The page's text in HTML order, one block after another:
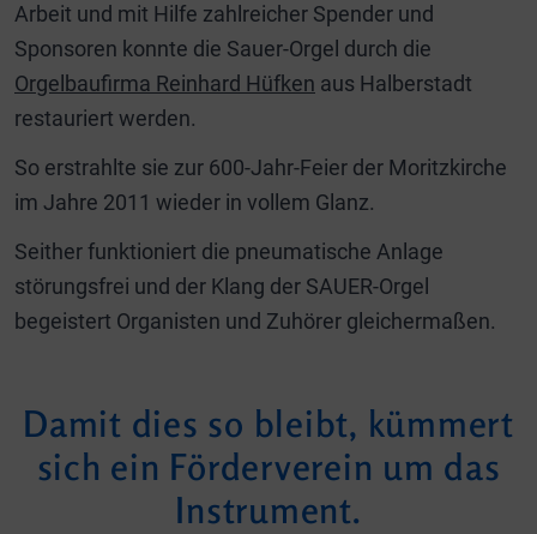
Arbeit und mit Hilfe zahlreicher Spender und
Sponsoren konnte die Sauer-Orgel durch die
Orgelbaufirma Reinhard Hüfken aus Halberstadt
restauriert werden.
So erstrahlte sie zur 600-Jahr-Feier der Moritzkirche
im Jahre 2011 wieder in vollem Glanz.
Seither funktioniert die pneumatische Anlage
störungsfrei und der Klang der SAUER-Orgel
begeistert Organisten und Zuhörer gleichermaßen.
Damit dies so bleibt, kümmert
sich ein Förderverein um das
Instrument.